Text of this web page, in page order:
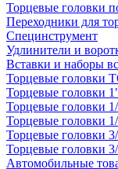
Торцевые головки
Переходники для
Специнструмент
Удлинители и
Вставки и наборы
Торцевые головки
Торцевые головки
Торцевые головки
Торцевые головки
Торцевые головки
Торцевые головки
Автомобильные